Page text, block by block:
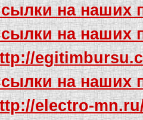
на наших
на наших
на наших
electro-